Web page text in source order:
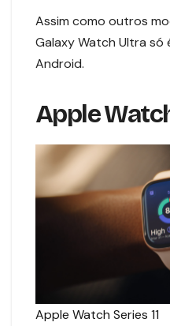
Assim como outros
Galaxy Watch Ultra só
Android.
Apple
Apple Watch Series 11